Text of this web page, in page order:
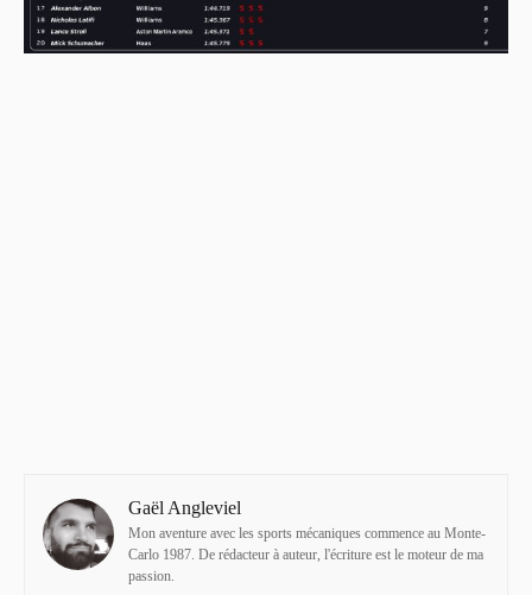
Gaël Angleviel
Mon aventure avec les sports mécaniques commence au Monte-
Carlo 1987. De rédacteur à auteur, l'écriture est le moteur de ma
passion.